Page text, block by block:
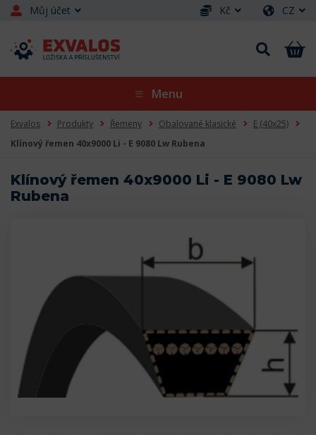
Můj účet Kč CZ
Menu
Exvalos Produkty Řemeny Obalované klasické
E (40x25)
Klínový řemen 40x9000 Li - E 9080 Lw Rubena
Klínový řemen 40x9000 Li - E 9080 Lw
Rubena